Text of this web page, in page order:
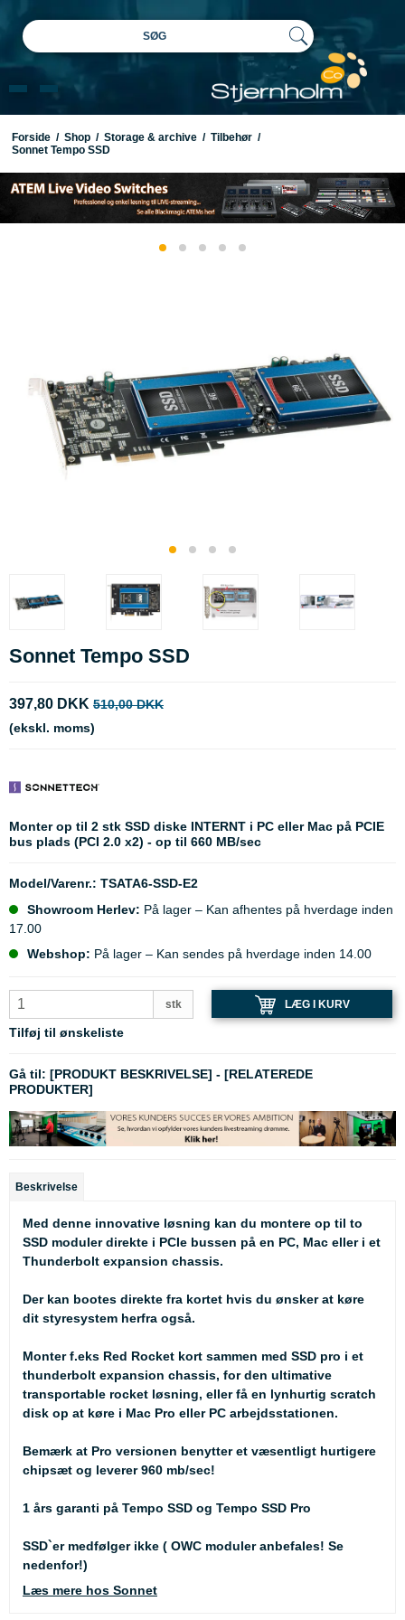
SØG
Forside / Shop / Storage & archive / Tilbehør /
Sonnet Tempo SSD
Sonnet Tempo SSD
397,80 DKK 510,00 DKK
(ekskl. moms)
Monter op til 2 stk SSD diske INTERNT i PC eller Mac på PCIE
bus plads (PCI 2.0 x2) - op til 660 MB/sec
Model/Varenr.: TSATA6-SSD-E2
Showroom Herlev: På lager – Kan afhentes på hverdage inden
17.00
Webshop: På lager – Kan sendes på hverdage inden 14.00
stk LÆG I KURV
Tilføj til ønskeliste
Gå til: [PRODUKT BESKRIVELSE] - [RELATEREDE
PRODUKTER]
Beskrivelse
Med denne innovative løsning kan du montere op til to
SSD moduler direkte i PCIe bussen på en PC, Mac eller i et
Thunderbolt expansion chassis.
Der kan bootes direkte fra kortet hvis du ønsker at køre
dit styresystem herfra også.
Monter f.eks Red Rocket kort sammen med SSD pro i et
thunderbolt expansion chassis, for den ultimative
transportable rocket løsning, eller få en lynhurtig scratch
disk op at køre i Mac Pro eller PC arbejdsstationen.
Bemærk at Pro versionen benytter et væsentligt hurtigere
chipsæt og leverer 960 mb/sec!
1 års garanti på Tempo SSD og Tempo SSD Pro
SSD`er medfølger ikke ( OWC moduler anbefales! Se
nedenfor!)
Læs mere hos Sonnet